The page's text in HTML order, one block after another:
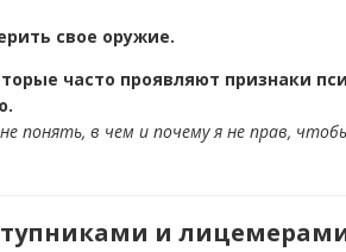
свое оружие.
часто проявляют признаки
в чем и почему я не прав,
и